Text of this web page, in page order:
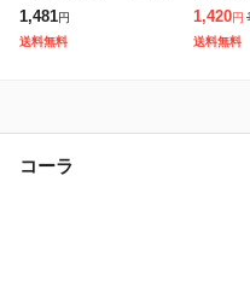
酸水 無糖 無果汁 天然
水 ミネラルウォーター
スパークリングウォー
1,481円
送料無料
グレー
ネラル
ml×24
1,420円
送料無料
コーラ